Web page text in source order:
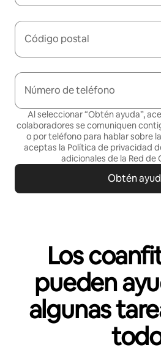
Código postal
Número de teléfono
Al seleccionar “Obtén ayuda”,
colaboradores se comuniquen
o por teléfono para hablar sobre
aceptas la Política de privacidad
adicionales de la Red de
Obtén
Los
pueden
algunas